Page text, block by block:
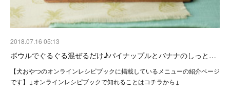
2018.07.16 05:13
ボウルでぐるぐる混ぜるだけ♪パイナップルとバナナのしっと…
【犬おやつのオンラインレシピブックに掲載しているメニューの紹介ページ
です】↓オンラインレシピブックで知れることはコチラから↓